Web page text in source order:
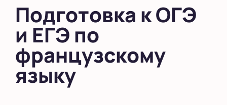
Якиманка
в Южном Бутово
во Внуково
на Беломорской
Подготовка к ОГЭ
и ЕГЭ по
французскому
языку